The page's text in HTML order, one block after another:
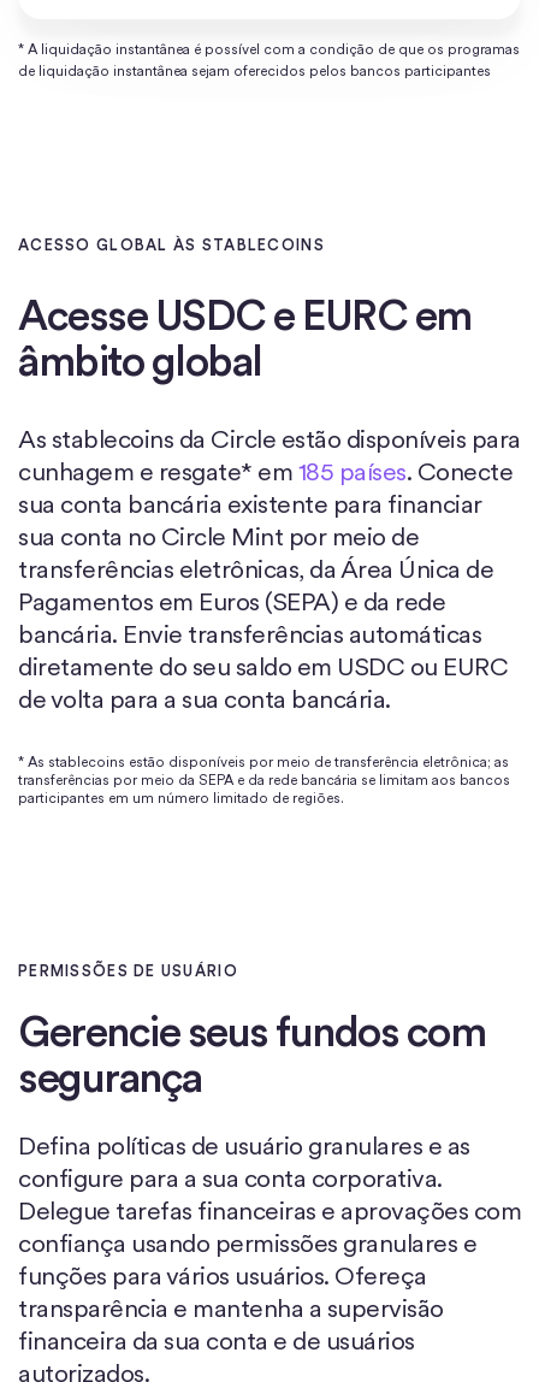
* A liquidação instantânea é possível com a condição de que os programas
de liquidação instantânea sejam oferecidos pelos bancos participantes
ACESSO GLOBAL ÀS STABLECOINS
Acesse USDC e EURC em
âmbito global
As stablecoins da Circle estão disponíveis para
cunhagem e resgate* em 185 países. Conecte
sua conta bancária existente para financiar
sua conta no Circle Mint por meio de
transferências eletrônicas, da Área Única de
Pagamentos em Euros (SEPA) e da rede
bancária. Envie transferências automáticas
diretamente do seu saldo em USDC ou EURC
de volta para a sua conta bancária.
* As stablecoins estão disponíveis por meio de transferência eletrônica; as
transferências por meio da SEPA e da rede bancária se limitam aos bancos
participantes em um número limitado de regiões.
PERMISSÕES DE USUÁRIO
Gerencie seus fundos com
segurança
Defina políticas de usuário granulares e as
configure para a sua conta corporativa.
Delegue tarefas financeiras e aprovações com
confiança usando permissões granulares e
funções para vários usuários. Ofereça
transparência e mantenha a supervisão
financeira da sua conta e de usuários
autorizados.